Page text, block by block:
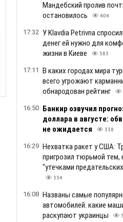
Мандебский пролив
остановилось
404
17:32 У Klavdia Petrivna
денег ей нужно для
жизни в Киеве
383
17:11 В каких городах мира
всего угрожают
обнародован рейтинг
16:50 Банкир озвучил
доллара в августе:
не ожидается
338
16:29 Нехватка ракет у США:
пригрозил тюрьмой тем,
"утечками
334
16:08 Названы самые
автомобилей: какие
раскупают украинцы